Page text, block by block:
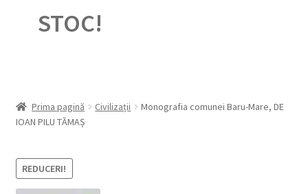
STOC!
Prima pagină Civilizații
Monografia comunei Baru-Mare, DE
IOAN PILU TĂMAȘ
REDUCERI!